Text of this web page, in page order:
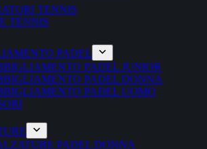
TENNIS
TENNIS
PADEL
PADEL JUNIOR
PADEL DONNA
PADEL UOMO
PADEL DONNA